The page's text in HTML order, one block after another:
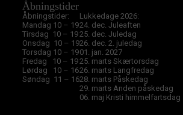
Åbningstider
Åbningstider:
Mandag 10 – 19
Tirsdag 10 – 19
Onsdag 10 – 19
Torsdag 10 – 19
Fredag 10 – 19
Lørdag 10 – 16
Søndag 11 – 16
Lukkedage 2026:
24. dec. Juleaften
25. dec. Juledag
26. dec. 2. juledag
01. jan. 2027
25. marts Skærtorsdag
26. marts Langfredag
28. marts Påskedag
29. marts Anden påskedag
06. maj Kristi himmelfartsdag